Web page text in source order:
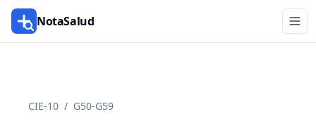
NotaSalud
CIE-10 / G50-G59